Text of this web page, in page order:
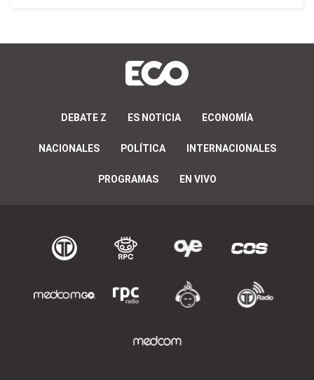
DEBATE Z ES NOTICIA ECONOMÍA
NACIONALES POLÍTICA INTERNACIONALES
PROGRAMAS EN VIVO